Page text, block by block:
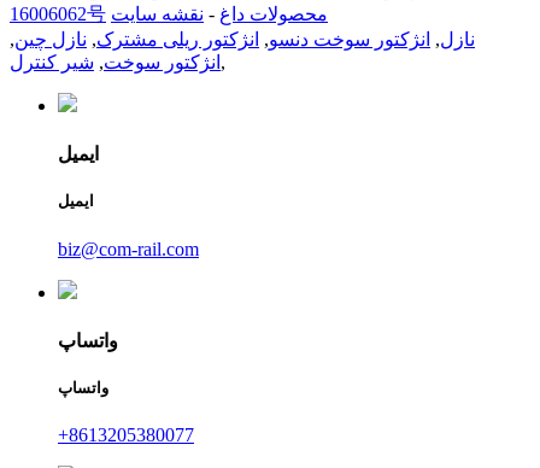
16006062号
محصولات داغ - نقشه سایت
نازل, انژکتور سوخت دنسو, انژکتور ریلی مشترک, نازل چین,
انژکتور سوخت, شیر کنترل ,
ایمیل
ایمیل
biz@com-rail.com
واتساپ
واتساپ
‎+8613205380077‎